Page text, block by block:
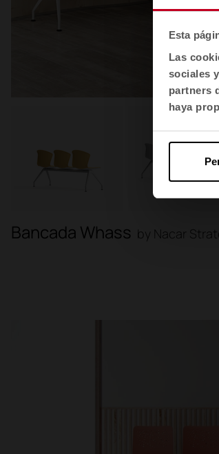
Esta
Las
sociales
partners
haya
Bancada Whass by Nacar